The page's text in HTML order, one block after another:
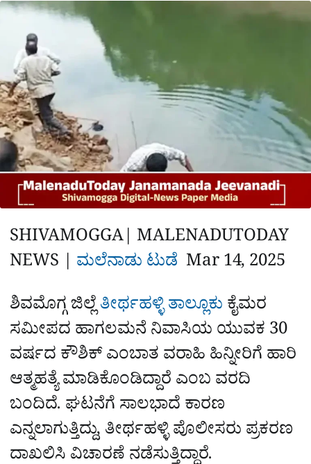
p
p
o
k
a
a
SHIVAMOGGA| MALENADUTODAY
NEWS | ಮಲೆನಾಡು ಟುಡೆ Mar 14, 2025
ಶಿವಮೊಗ್ಗ ಜಿಲ್ಲೆತೀರ್ಥಹಳ್ಳಿ ತಾಲ್ಲೂಕು ಕೈಮರ
ಸಮೀಪದ ಹಾಗಲಮನೆ ನಿವಾಸಿಯ ಯುವಕ 30
ವರ್ಷದ ಕೌಶಿಕ್‌ ಎಂಬಾತ ವರಾಹಿ ಹಿನ್ನೀರಿಗೆ ಹಾರಿ
ಆತ್ಮಹತ್ಯೆ ಮಾಡಿಕೊಂಡಿದ್ದಾರೆ ಎಂಬ ವರದಿ
ಬಂದಿದೆ. ಘಟನೆಗೆ ಸಾಲಭಾದೆ ಕಾರಣ
ಎನ್ನಲಾಗುತ್ತಿದ್ದು, ತೀರ್ಥಹಳ್ಳಿ ಪೊಲೀಸರು ಪ್ರಕರಣ
ದಾಖಲಿಸಿ ವಿಚಾರಣೆ ನಡೆಸುತ್ತಿದ್ದಾರೆ.